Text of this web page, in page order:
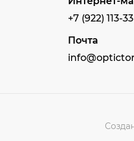
+7 (922) 113-
Почта